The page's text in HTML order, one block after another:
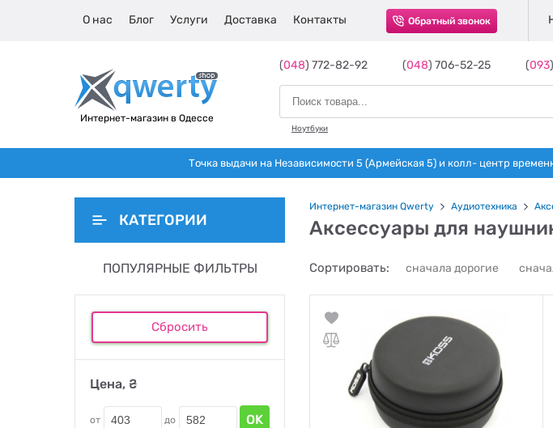
О нас Блог Услуги Доставка Контакты Обратный звонок
Интернет-магазин в Одессе
(048) 772-82-92 (048) 706-52-25 (093
Ноутбуки
Точка выдачи на Независимости 5 (Армейская 5) и колл- центр
КАТЕГОРИИ
ПОПУЛЯРНЫЕ ФИЛЬТРЫ
Сбросить
Цена, ₴
от до OK
Интернет-магазин Qwerty Аудиотехника
Аксессуары для
Сортировать: сначала дорогие